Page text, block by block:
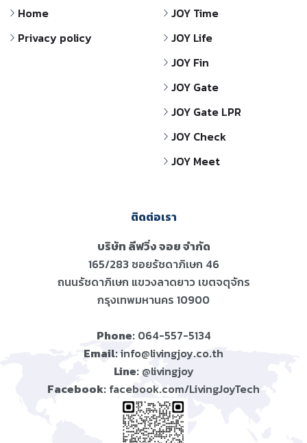
Home
Privacy policy
JOY Time
JOY Life
JOY Fin
JOY Gate
JOY Gate LPR
JOY Check
JOY Meet
ติดต่อเรา
บริษัท ลีฟวิ่ง จอย จำกัด
165/283 ซอยรัชดาภิเษก 46
ถนนรัชดาภิเษก แขวงลาดยาว เขตจตุจักร
กรุงเทพมหานคร 10900
Phone:064-557-5134
Email:info@livingjoy.co.th
Line:@livingjoy
Facebook: facebook.com/LivingJoyTech